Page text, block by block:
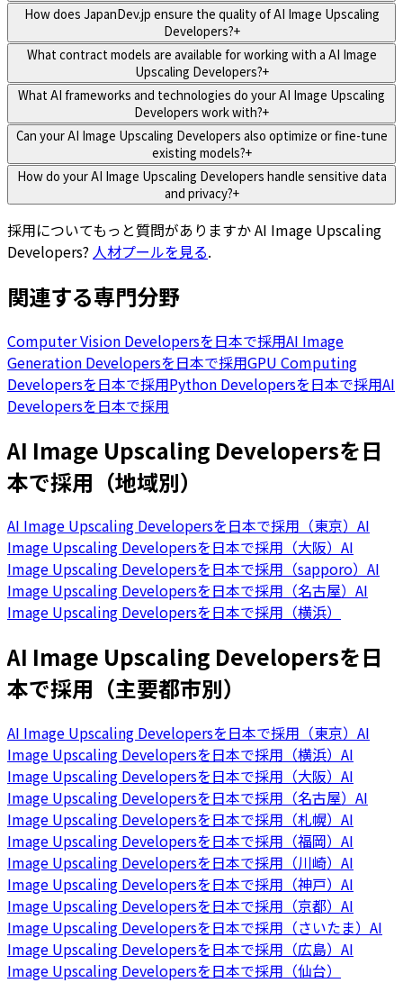
How does JapanDev.jp ensure the quality of AI Image Upscaling
Developers?+
What contract models are available for working with a AI Image
Upscaling Developers?+
What AI frameworks and technologies do your AI Image Upscaling
Developers work with?+
Can your AI Image Upscaling Developers also optimize or fine-tune
existing models?+
How do your AI Image Upscaling Developers handle sensitive data
and privacy?+
採用についてもっと質問がありますかAI Image Upscaling
Developers? 人材プールを見る.
関連する専門分野
Computer Vision Developersを日本で採用AI Image
Generation Developersを日本で採用GPU Computing
Developersを日本で採用Python Developersを日本で採用AI
Developersを日本で採用
AI Image Upscaling Developersを日
本で採用（地域別）
AI Image Upscaling Developersを日本で採用（東京） AI
Image Upscaling Developersを日本で採用（大阪） AI
Image Upscaling Developersを日本で採用（sapporo） AI
Image Upscaling Developersを日本で採用（名古屋） AI
Image Upscaling Developersを日本で採用（横浜）
AI Image Upscaling Developersを日
本で採用（主要都市別）
AI Image Upscaling Developersを日本で採用（東京） AI
Image Upscaling Developersを日本で採用（横浜） AI
Image Upscaling Developersを日本で採用（大阪） AI
Image Upscaling Developersを日本で採用（名古屋） AI
Image Upscaling Developersを日本で採用（札幌） AI
Image Upscaling Developersを日本で採用（福岡） AI
Image Upscaling Developersを日本で採用（川崎） AI
Image Upscaling Developersを日本で採用（神戸） AI
Image Upscaling Developersを日本で採用（京都） AI
Image Upscaling Developersを日本で採用（さいたま） AI
Image Upscaling Developersを日本で採用（広島） AI
Image Upscaling Developersを日本で採用（仙台）